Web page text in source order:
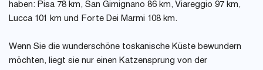
haben: Pisa 78 km, San Gimignano 86 km, Viareggio 97 km,
Lucca 101 km und Forte Dei Marmi 108 km.
Wenn Sie die wunderschöne toskanische Küste bewundern
möchten, liegt sie nur einen Katzensprung von der